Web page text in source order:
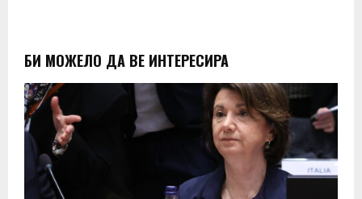
БИ МОЖЕЛО ДА ВЕ ИНТЕРЕСИРА